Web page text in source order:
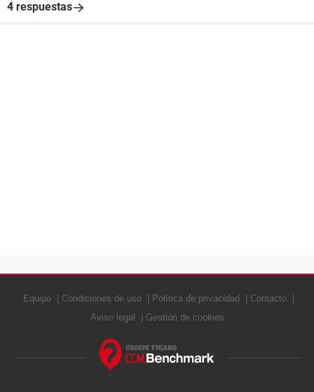
4 respuestas
Equipo Condiciones de uso Política de privacidad
Contacto
Aviso legal
Gestión de cookies